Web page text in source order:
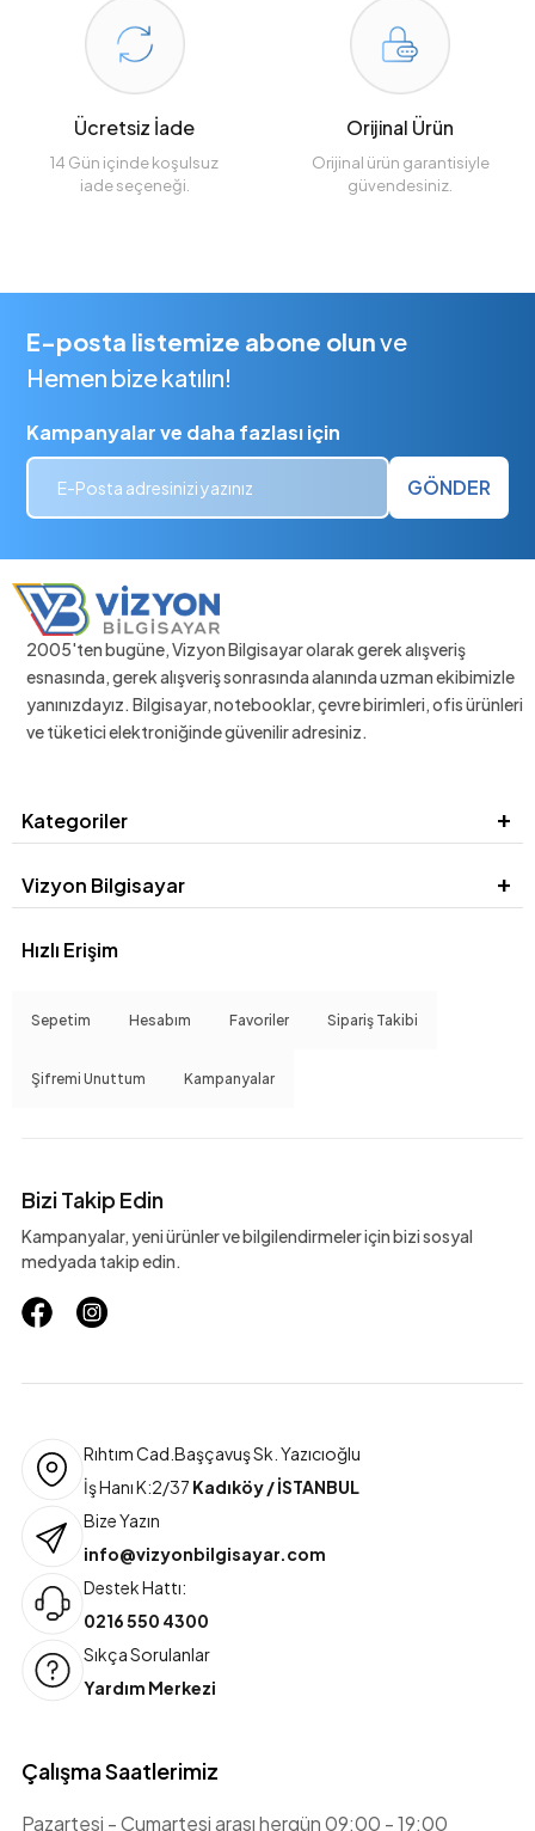
Ücretsiz İade
14 Gün içinde koşulsuz
iade seçeneği.
Orijinal Ürün
Orijinal ürün garantisiyle
güvendesiniz.
E-posta listemize abone olunve
Hemen bize katılın!
Kampanyalar ve daha fazlası için
GÖNDER
2005'ten bugüne, Vizyon Bilgisayar olarak gerek alışveriş
esnasında, gerek alışveriş sonrasında alanında uzman ekibimizle
yanınızdayız. Bilgisayar, notebooklar, çevre birimleri, ofis ürünleri
ve tüketici elektroniğinde güvenilir adresiniz.
Kategoriler
Vizyon Bilgisayar
Hızlı Erişim
Sepetim Hesabım Favoriler Sipariş Takibi
Şifremi Unuttum Kampanyalar
Bizi Takip Edin
Kampanyalar, yeni ürünler ve bilgilendirmeler için bizi sosyal
medyada takip edin.
Rıhtım Cad.Başçavuş Sk. Yazıcıoğlu
İş Hanı K:2/37 Kadıköy / İSTANBUL
Bize Yazın
info@vizyonbilgisayar.com
Destek Hattı:
0216 550 4300
Sıkça Sorulanlar
Yardım Merkezi
Çalışma Saatlerimiz
Pazartesi - Cumartesi arası hergün 09:00 - 19:00